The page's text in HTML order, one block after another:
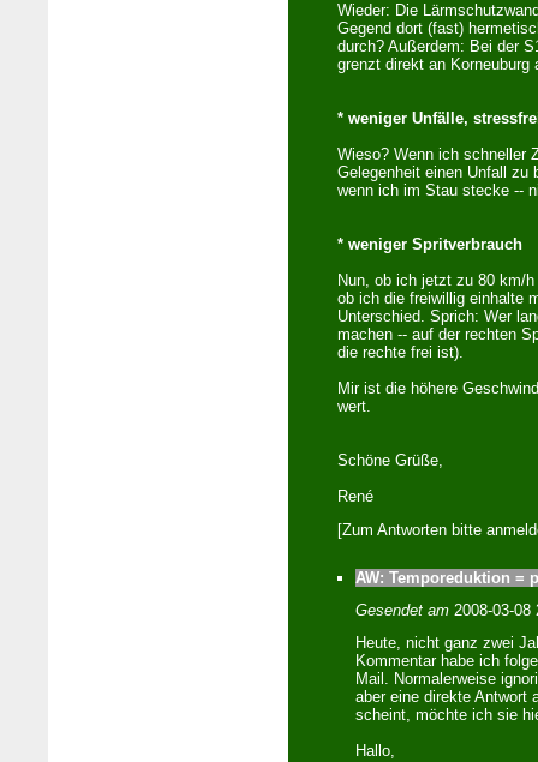
Wieder: Die
Gegend dort (fast)
durch? Außerdem: Bei der
grenzt direkt an Korneuburg
* weniger Unfälle,
Wieso? Wenn ich schneller
Gelegenheit einen Unfall zu
wenn ich im Stau stecke --
* weniger Spritverbrauch
Nun, ob ich jetzt zu 80 km/
ob ich die freiwillig einhalte
Unterschied. Sprich: Wer
machen -- auf der rechten
die rechte frei ist).
Mir ist die höhere
wert.
Schöne Grüße,
René
[Zum Antworten bitte
AW: Temporeduktion =
Gesendet am 2008-03-
Heute, nicht ganz zwei
Kommentar habe ich
Mail. Normalerweise
aber eine direkte Antwort
scheint, möchte ich sie
Hallo,